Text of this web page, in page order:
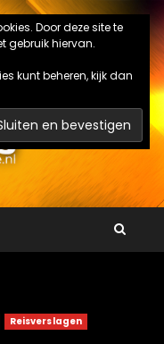
Reisverslagen
Door deze site te
gebruik hiervan.
kunt beheren, kijk dan